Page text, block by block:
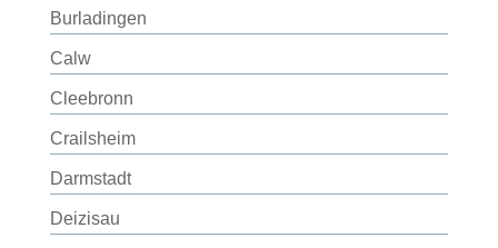
Burladingen
Calw
Cleebronn
Crailsheim
Darmstadt
Deizisau